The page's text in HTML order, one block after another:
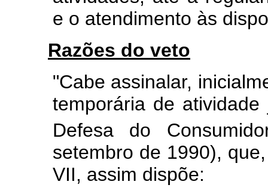
e o atendimento às
Razões do veto
"Cabe assinalar,
temporária de
Defesa do
setembro de 1990),
VII, assim dispõe: